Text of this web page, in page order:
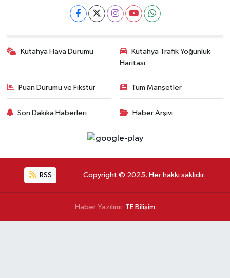
Kütahya Hava Durumu
Kütahya Trafik Yoğunluk
Haritası
Puan Durumu ve Fikstür Tüm Manşetler
Son Dakika Haberleri Haber Arşivi
RSS Copyright © 2025. Her hakkı saklıdır.
Haber Yazılımı: TE Bilişim